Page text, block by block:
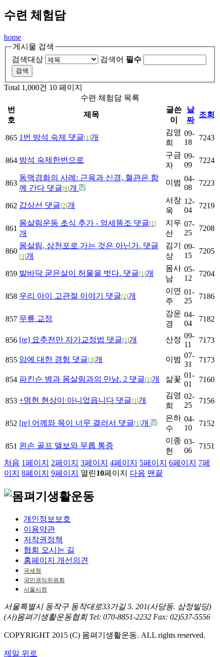
수련 체험담
home
게시물 검색
검색대상
검색어 필수
Total 1,000건 10 페이지
수련 체험담 목록
번
호
제목
글쓴
이
날
짜
조회
865 1번 방석 숙제 댓글[1]개
김영
희
09-
18
7243
864 방석 숙제한번으로
구금
자
09-
09
7224
863
동맥경화의 사례: 근육과 신경, 혈관은 함
께 간다 댓글[9]개
이범 04-
08
7223
862 갑상선 댓글[2]개
서장
욱
12-
04
7219
861
몸살림운동 초식 추가 - 엉세똥조 댓글[1]
개
지우
선
07-
25
7208
860
몸살림, 삼천포로 가는 것은 아닌가. 댓글
[3]개
김기
상
09-
15
7205
859 발바닥 굳은살이 허물을 벗다. 댓글[1]개
몸사
남
05-
12
7204
858 우리 아이 고관절 이야기 댓글[2]개
이연
주
01-
25
7186
857 무릎 교정
강운
경
04-
04
7182
856 [re] 요추전만 자가교정법 댓글[1]개 산정 09-
11
7173
855 암에 대한 경험 댓글[3]개 이범 07-
31
7173
854 파킨슨 병과 몸살림과의 만남. 2 댓글[1]개 삶꽃 01-
01
7160
853 +명현 현상이 아니었읍니다 댓글[1]개
김영
희
02-
25
7156
852 [re] 어께와 목이 너무 결러서 댓글[1]개
은하
수
04-
10
7152
851 왼손 골프 앨보와 무릅 통증
이종
헌
03-
06
7151
처음 1페이지 2페이지 3페이지 4페이지 5페이지 6페이지 7페
이지 8페이지 9페이지 열린10페이지 다음 맨끝
개인정보보호
이용약관
저작권정책
협회 오시는 길
홈페이지 개선의견
국세청
국민권익위원회
서울시청
서울특별시 동작구 동작대로33가길 5. 201(사당동. 삼정빌딩)
(사)몸펴기생활운동협회 Tel: 070-8851-2232 Fax: 02)537-5556
COPYRIGHT 2015 (C) 몸펴기생활운동. ALL rights reserved.
제일 위로